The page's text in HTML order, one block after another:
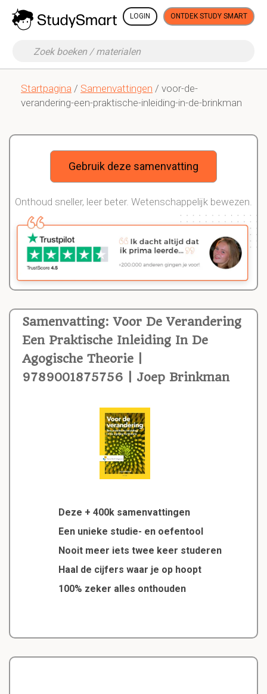
LOGIN ONTDEK STUDY SMART
Startpagina / Samenvattingen / voor-de-
verandering-een-praktische-inleiding-in-de-brinkman
Samenvatting: Voor De Verandering
Een Praktische Inleiding In De
Agogische Theorie |
9789001875756 | Joep Brinkman
Deze + 400k samenvattingen
Een unieke studie- en oefentool
Nooit meer iets twee keer studeren
Haal de cijfers waar je op hoopt
100% zeker alles onthouden
Gebruik deze samenvatting
Onthoud sneller, leer beter. Wetenschappelijk bewezen.